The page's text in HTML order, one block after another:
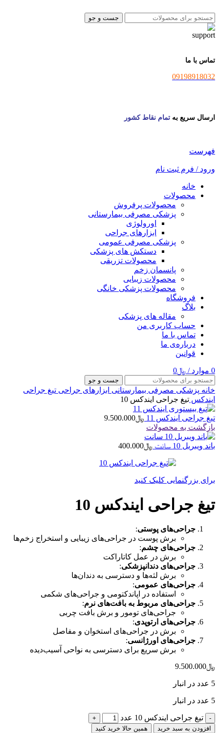
جست و جو
تماس با ما
09198918032
ارسال سریع به تمام نقاط کشور
فهرست
ورود / فرم ثبت نام
خانه
محصولات
محصولات پرفروش
پزشکی مصرفی بیمارستانی
اورولوژی
ابزارهای جراحی
پزشکی مصرفی عمومی
دستکش های پزشکی
محصولات تزریقی
پانسمان زخم
محصولات زیبایی
محصولات پزشکی خانگی
فروشگاه
بلاگ
مقاله های پزشکی
حساب کاربری من
تماس با ما
درباره‌ی ما
قوانین
0 موارد / ﷼0
جست و جو
خانه پزشکی مصرفی بیمارستانی ابزارهای جراحی تیغ جراحی
ایندکس تیغ جراحی ایندکس 10
تیغ جراحی ایندکس 11 ﷼9.500.000
بازگشت به محصولات
باند ویبریل 10 سانت ﷼400.000
برای بزرگنمایی کلیک کنید
تیغ جراحی ایندکس 10
جراحی‌های پوستی:
برش پوست در جراحی‌های زیبایی و استخراج زخم‌ها
جراحی‌های چشم:
برش در عمل کاتاراکت
جراحی‌های دندانپزشکی:
برش لثه‌ها و دسترسی به دندان‌ها
جراحی‌های عمومی:
استفاده در اپاندکتومی و جراحی‌های شکمی
جراحی‌های مربوط به بافت‌های نرم:
جراحی‌های تومور و برش بافت چربی
جراحی‌های ارتوپدی:
برش در جراحی‌های استخوان و مفاصل
جراحی‌های اورژانسی:
برش سریع برای دسترسی به نواحی آسیب‌دیده
﷼9.500.000
5 عدد در انبار
5 عدد در انبار
تیغ جراحی ایندکس 10 عدد
افزودن به سبد خرید همین حالا خرید کنید